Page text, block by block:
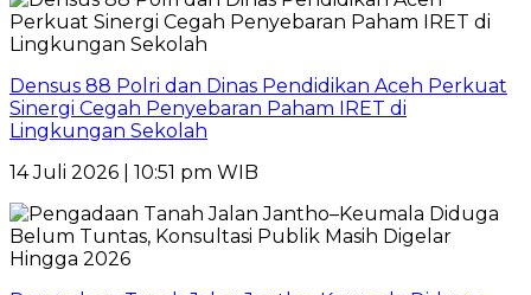
Densus 88 Polri dan Dinas Pendidikan Aceh Perkuat
Sinergi Cegah Penyebaran Paham IRET di
Lingkungan Sekolah
14 Juli 2026 | 10:51 pm WIB